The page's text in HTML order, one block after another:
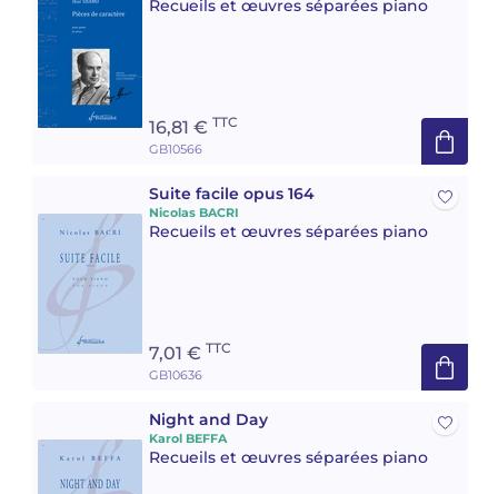
Recueils et œuvres séparées piano
16,81 € TTC
GB10566
Suite facile opus 164
Nicolas BACRI
Recueils et œuvres séparées piano
7,01 € TTC
GB10636
Night and Day
Karol BEFFA
Recueils et œuvres séparées piano